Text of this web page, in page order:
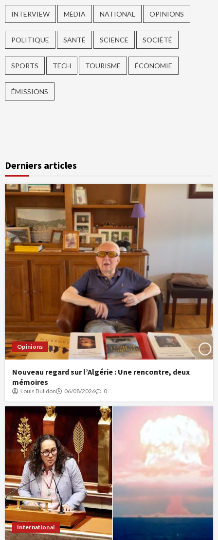
INTERVIEW MÉDIA NATIONAL OPINIONS
POLITIQUE SANTÉ SCIENCE SOCIÉTÉ
SPORTS TECH TOURISME ÉCONOMIE
ÉMISSIONS
Derniers articles
Opinions
Nouveau regard sur l’Algérie : Une rencontre, deux
mémoires
Louis Bulidon 06/08/2026 0
International